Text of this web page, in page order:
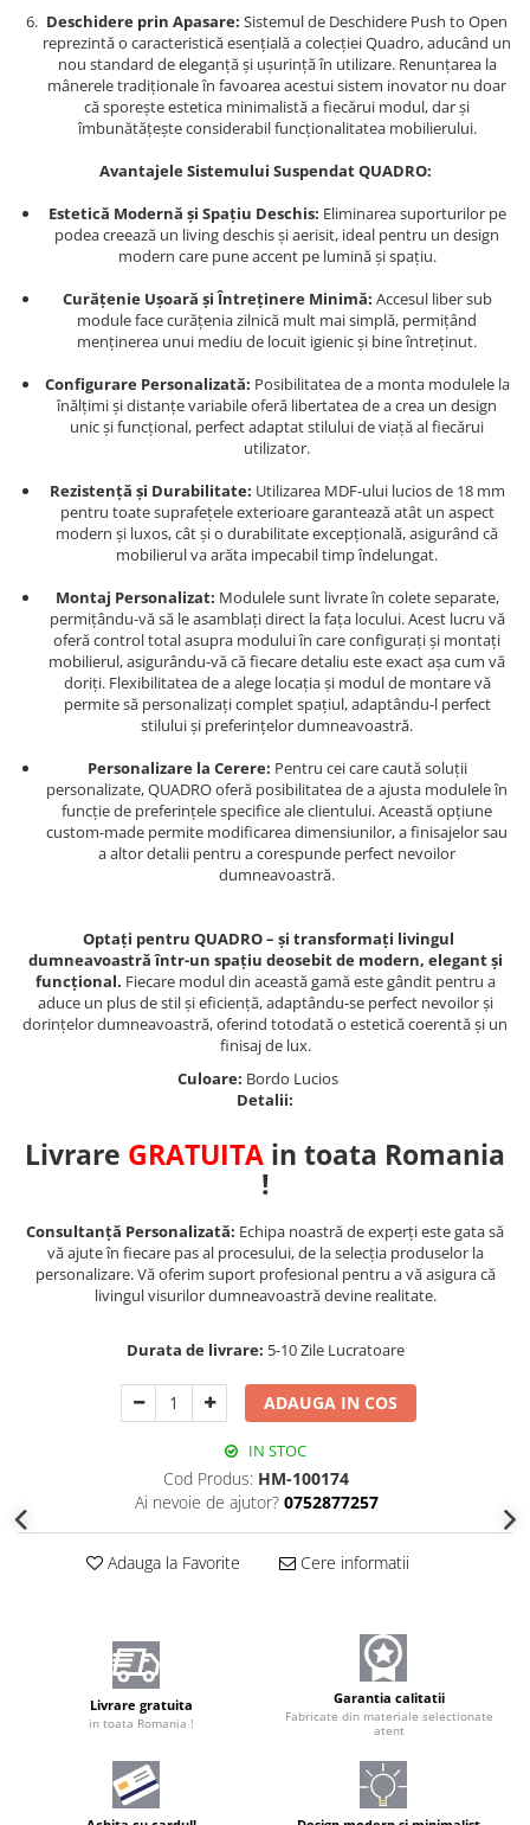
Deschidere prin Apasare: Sistemul de Deschidere Push to Open
reprezintă o caracteristică esențială a colecției Quadro, aducând un
nou standard de eleganță și ușurință în utilizare. Renunțarea la
mânerele tradiționale în favoarea acestui sistem inovator nu doar
că sporește estetica minimalistă a fiecărui modul, dar și
îmbunătățește considerabil funcționalitatea mobilierului.
Avantajele Sistemului Suspendat QUADRO:
Estetică Modernă și Spațiu Deschis: Eliminarea suporturilor pe
podea creează un living deschis și aerisit, ideal pentru un design
modern care pune accent pe lumină și spațiu.
Curățenie Ușoară și Întreținere Minimă: Accesul liber sub
module face curățenia zilnică mult mai simplă, permițând
menținerea unui mediu de locuit igienic și bine întreținut.
Configurare Personalizată: Posibilitatea de a monta modulele la
înălțimi și distanțe variabile oferă libertatea de a crea un design
unic și funcțional, perfect adaptat stilului de viață al fiecărui
utilizator.
Rezistență și Durabilitate: Utilizarea MDF-ului lucios de 18 mm
pentru toate suprafețele exterioare garantează atât un aspect
modern și luxos, cât și o durabilitate excepțională, asigurând că
mobilierul va arăta impecabil timp îndelungat.
Montaj Personalizat: Modulele sunt livrate în colete separate,
permițându-vă să le asamblați direct la fața locului. Acest lucru vă
oferă control total asupra modului în care configurați și montați
mobilierul, asigurându-vă că fiecare detaliu este exact așa cum vă
doriți. Flexibilitatea de a alege locația și modul de montare vă
permite să personalizați complet spațiul, adaptându-l perfect
stilului și preferințelor dumneavoastră.
Personalizare la Cerere: Pentru cei care caută soluții
personalizate, QUADRO oferă posibilitatea de a ajusta modulele în
funcție de preferințele specifice ale clientului. Această opțiune
custom-made permite modificarea dimensiunilor, a finisajelor sau
a altor detalii pentru a corespunde perfect nevoilor
dumneavoastră.
Optați pentru QUADRO – și transformați livingul
dumneavoastră într-un spațiu deosebit de modern, elegant și
funcțional. Fiecare modul din această gamă este gândit pentru a
aduce un plus de stil și eficiență, adaptându-se perfect nevoilor și
dorințelor dumneavoastră, oferind totodată o estetică coerentă și un
finisaj de lux.
Culoare: Bordo Lucios
Detalii:
Livrare GRATUITA in toata Romania
!
Consultanță Personalizată: Echipa noastră de experți este gata să
vă ajute în fiecare pas al procesului, de la selecția produselor la
personalizare. Vă oferim suport profesional pentru a vă asigura că
livingul visurilor dumneavoastră devine realitate.
Durata de livrare: 5-10 Zile Lucratoare
ADAUGA IN COS
IN STOC
Cod Produs: HM-100174
Ai nevoie de ajutor? 0752877257
Adauga la Favorite Cere informatii
Livrare gratuita
in toata Romania !
Garantia calitatii
Fabricate din materiale selectionate
atent